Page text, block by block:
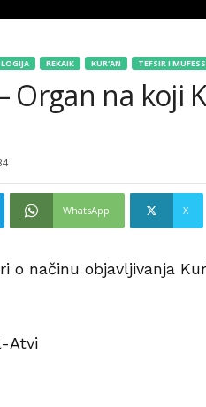
REKAIK KUR'AN TEFSIR I
Organ na koji
WhatsApp X
o načinu objavljivanja
Atvi